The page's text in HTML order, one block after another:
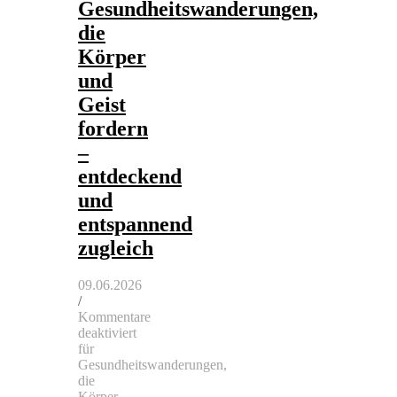
Gesundheitswanderungen,
die
Körper
und
Geist
fordern
–
entdeckend
und
entspannend
zugleich
09.06.2026
/
Kommentare
deaktiviert
für
Gesundheitswanderungen,
die